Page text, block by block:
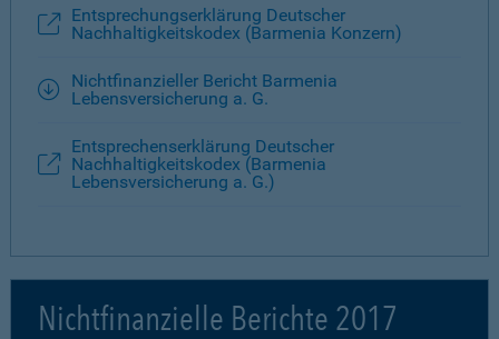
Entsprechungserklärung Deutscher
Nachhaltigkeitskodex (Barmenia Konzern)
Nichtfinanzieller Bericht Barmenia
Lebensversicherung a. G.
Entsprechenserklärung Deutscher
Nachhaltigkeitskodex (Barmenia
Lebensversicherung a. G.)
Nichtfinanzielle Berichte 2017